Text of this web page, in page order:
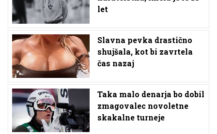
let
Slavna pevka drastično
shujšala, kot bi zavrtela
čas nazaj
Taka malo denarja bo dobil
zmagovalec novoletne
skakalne turneje